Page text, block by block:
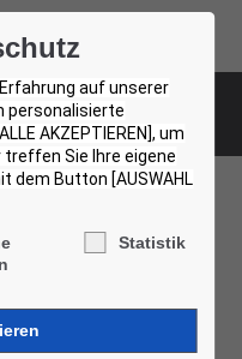
auf unserer
personalisierte
AKZEPTIEREN], um
treffen Sie Ihre eigene
dem Button [AUSWAHL
Statistik
Zentren
Zentren